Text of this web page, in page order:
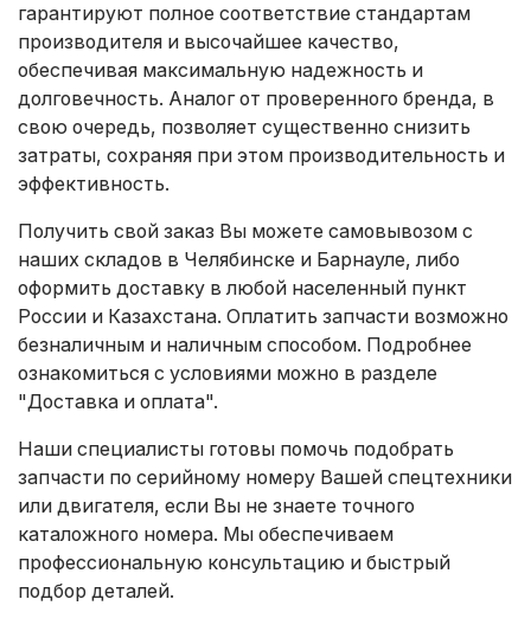
гарантируют полное соответствие стандартам
производителя и высочайшее качество,
обеспечивая максимальную надежность и
долговечность. Аналог от проверенного бренда, в
свою очередь, позволяет существенно снизить
затраты, сохраняя при этом производительность и
эффективность.
Получить свой заказ Вы можете самовывозом с
наших складов в Челябинске и Барнауле, либо
оформить доставку в любой населенный пункт
России и Казахстана. Оплатить запчасти возможно
безналичным и наличным способом. Подробнее
ознакомиться с условиями можно в разделе
"Доставка и оплата".
Наши специалисты готовы помочь подобрать
запчасти по серийному номеру Вашей спецтехники
или двигателя, если Вы не знаете точного
каталожного номера. Мы обеспечиваем
профессиональную консультацию и быстрый
подбор деталей.